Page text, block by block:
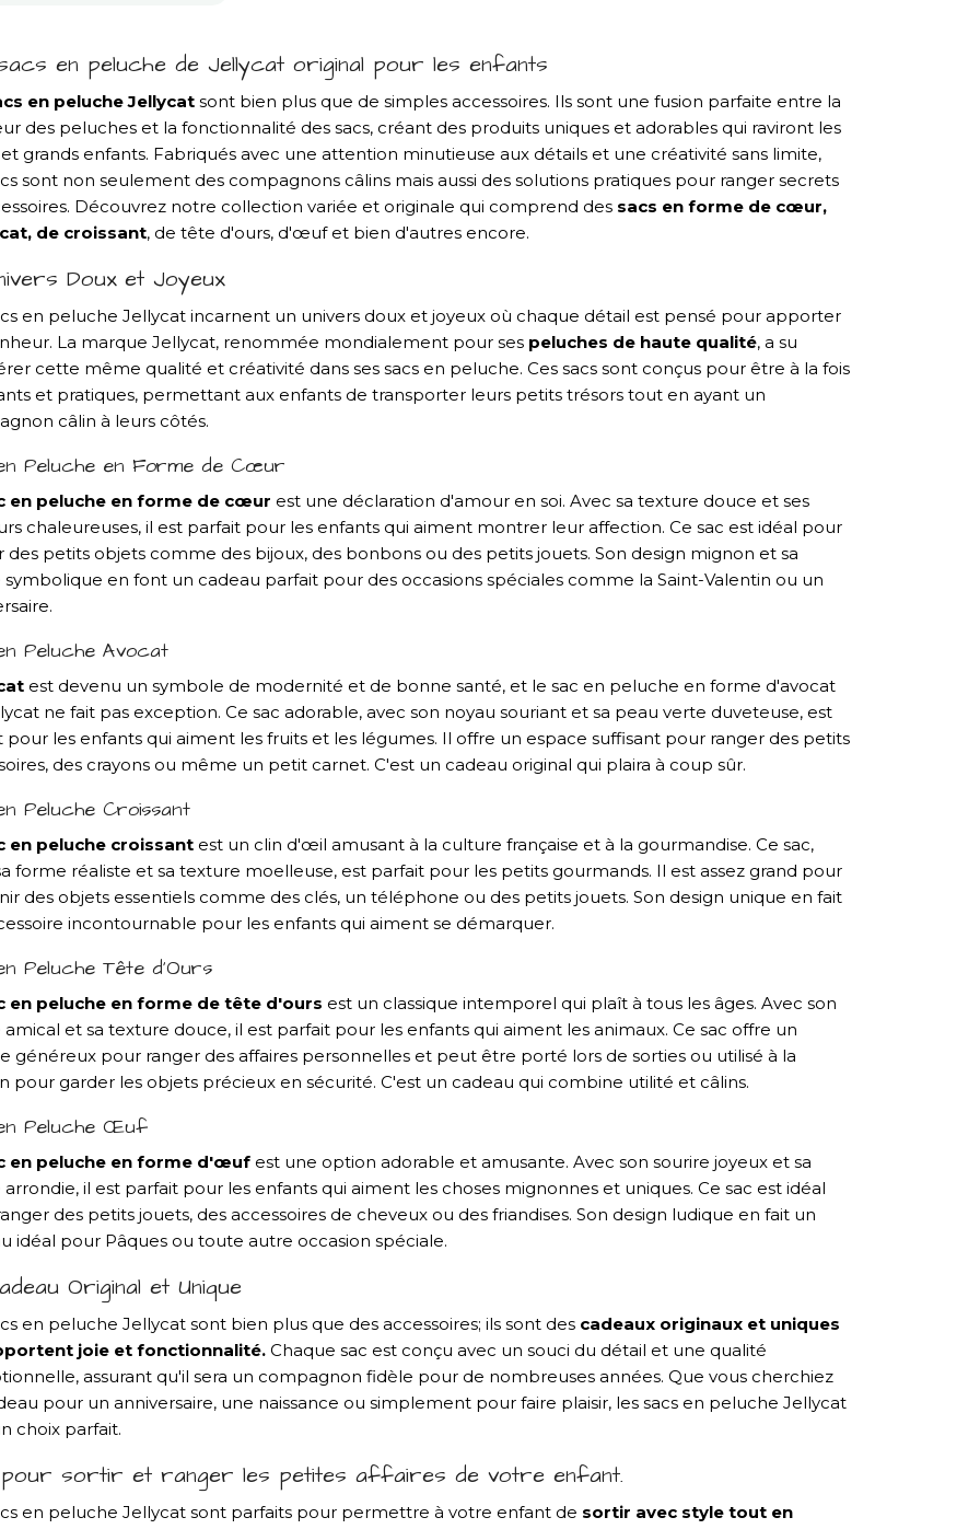
en peluche de Jellycat original pour les enfants
en peluche Jellycat sont bien plus que de simples accessoires. Ils sont une fusion parfaite entre la
des peluches et la fonctionnalité des sacs, créant des produits uniques et adorables qui raviront les
grands enfants. Fabriqués avec une attention minutieuse aux détails et une créativité sans limite,
sont non seulement des compagnons câlins mais aussi des solutions pratiques pour ranger secrets
Découvrez notre collection variée et originale qui comprend des sacs en forme de cœur,
de croissant, de tête d'ours, d'œuf et bien d'autres encore.
Doux et Joyeux
en peluche Jellycat incarnent un univers doux et joyeux où chaque détail est pensé pour apporter
La marque Jellycat, renommée mondialement pour ses peluches de haute qualité, a su
cette même qualité et créativité dans ses sacs en peluche. Ces sacs sont conçus pour être à la fois
et pratiques, permettant aux enfants de transporter leurs petits trésors tout en ayant un
câlin à leurs côtés.
Peluche en Forme de Cœur
en peluche en forme de cœur est une déclaration d'amour en soi. Avec sa texture douce et ses
chaleureuses, il est parfait pour les enfants qui aiment montrer leur affection. Ce sac est idéal pour
des petits objets comme des bijoux, des bonbons ou des petits jouets. Son design mignon et sa
en font un cadeau parfait pour des occasions spéciales comme la Saint-Valentin ou un
Peluche Avocat
est devenu un symbole de modernité et de bonne santé, et le sac en peluche en forme d'avocat
ne fait pas exception. Ce sac adorable, avec son noyau souriant et sa peau verte duveteuse, est
pour les enfants qui aiment les fruits et les légumes. Il offre un espace suffisant pour ranger des petits
des crayons ou même un petit carnet. C'est un cadeau original qui plaira à coup sûr.
Peluche Croissant
en peluche croissant est un clin d'œil amusant à la culture française et à la gourmandise. Ce sac,
forme réaliste et sa texture moelleuse, est parfait pour les petits gourmands. Il est assez grand pour
des objets essentiels comme des clés, un téléphone ou des petits jouets. Son design unique en fait
incontournable pour les enfants qui aiment se démarquer.
Peluche Tête d'Ours
en peluche en forme de tête d'ours est un classique intemporel qui plaît à tous les âges. Avec son
amical et sa texture douce, il est parfait pour les enfants qui aiment les animaux. Ce sac offre un
généreux pour ranger des affaires personnelles et peut être porté lors de sorties ou utilisé à la
pour garder les objets précieux en sécurité. C'est un cadeau qui combine utilité et câlins.
Peluche Œuf
en peluche en forme d'œuf est une option adorable et amusante. Avec son sourire joyeux et sa
il est parfait pour les enfants qui aiment les choses mignonnes et uniques. Ce sac est idéal
des petits jouets, des accessoires de cheveux ou des friandises. Son design ludique en fait un
idéal pour Pâques ou toute autre occasion spéciale.
Original et Unique
en peluche Jellycat sont bien plus que des accessoires; ils sont des cadeaux originaux et uniques
joie et fonctionnalité. Chaque sac est conçu avec un souci du détail et une qualité
assurant qu'il sera un compagnon fidèle pour de nombreuses années. Que vous cherchiez
pour un anniversaire, une naissance ou simplement pour faire plaisir, les sacs en peluche Jellycat
choix parfait.
pour sortir et ranger les petites affaires de votre enfant.
en peluche Jellycat sont parfaits pour permettre à votre enfant de sortir avec style tout en